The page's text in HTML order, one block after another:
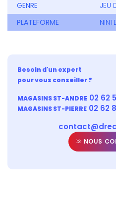
GENRE
JEU
PLATEFORME
Besoin d'un expert
pour vous conseiller ?
MAGASINS ST-ANDRE 02 62
MAGASINS ST-PIERRE 02 62
NOUS